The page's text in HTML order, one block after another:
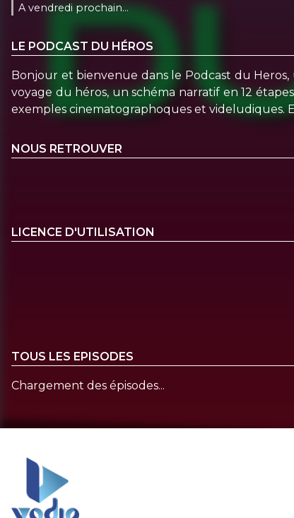
A vendredi prochain…
LE PODCAST DU HÉROS
Bonjour et bienvenue dans le Podcast du
voyage du héros, un schéma narratif en 12
exemples cinematographoques et videludiques.
NOUS RETROUVER
LICENCE D'UTILISATION
TOUS LES EPISODES
Chargement des épisodes...